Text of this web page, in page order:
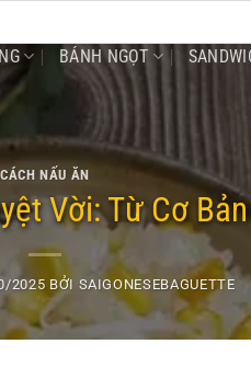
BÁNH NGỌT
CÁCH NẤU ĂN
Vời: Từ Cơ
2025 BỞI SAIGONESEBAGUETTE